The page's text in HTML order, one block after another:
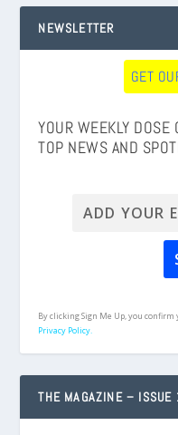
NEWSLETTER
GET
YOUR WEEKLY DOSE
TOP NEWS AND
By clicking Sign Me Up, you
Privacy Policy.
THE MAGAZINE – ISSUE